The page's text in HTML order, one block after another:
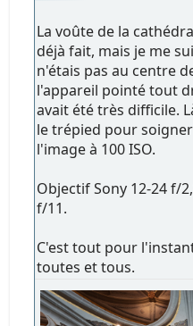
La voûte de la
déjà fait, mais je me
n'étais pas au centre
l'appareil pointé tout
avait été très difficile.
le trépied pour
l'image à 100 ISO.
Objectif Sony 12-24 f/
f/11.
C'est tout pour
toutes et tous.